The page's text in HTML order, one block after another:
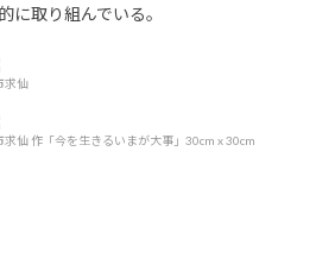
に取り組んでいる。
求仙
求仙 作「今を生きるいまが大事」30cm x 30cm